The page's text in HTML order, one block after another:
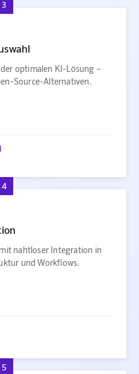
3
optimalen KI-Lösung –
Source-Alternativen.
4
nahtloser Integration in
und Workflows.
5